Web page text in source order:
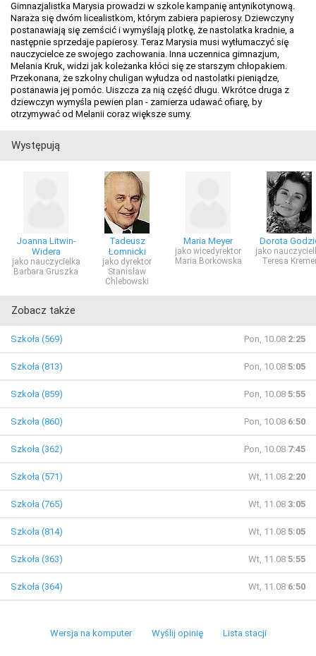
Gimnazjalistka Marysia prowadzi w szkole kampanię antynikotynową.
Naraża się dwóm licealistkom, którym zabiera papierosy. Dziewczyny
postanawiają się zemścić i wymyślają plotkę, że nastolatka kradnie, a
następnie sprzedaje papierosy. Teraz Marysia musi wytłumaczyć się
nauczycielce ze swojego zachowania. Inna uczennica gimnazjum,
Melania Kruk, widzi jak koleżanka kłóci się ze starszym chłopakiem.
Przekonana, że szkolny chuligan wyłudza od nastolatki pieniądze,
postanawia jej pomóc. Uiszcza za nią część długu. Wkrótce druga z
dziewczyn wymyśla pewien plan - zamierza udawać ofiarę, by
otrzymywać od Melanii coraz większe sumy.
Występują
Joanna Litwin-
Widera
jako nauczycielka
Barbara Gruszka
Tadeusz
Łomnicki
jako dyrektor
Stanisław
Chlebowski
Maria Meyer
jako wicedyrektor
Maria Borkowska
Dorota
jako
Teresa
Zobacz także
Szkoła (569) Pon, 10.08 2:25
Szkoła (813) Pon, 10.08 5:05
Szkoła (859) Pon, 10.08 5:55
Szkoła (860) Pon, 10.08 6:50
Szkoła (362) Pon, 10.08 7:45
Szkoła (571) Wt, 11.08 2:20
Szkoła (765) Wt, 11.08 3:05
Szkoła (814) Wt, 11.08 5:05
Szkoła (363) Wt, 11.08 5:55
Szkoła (364) Wt, 11.08 6:50
Wersja na komputer Wyślij opinię Lista stacji